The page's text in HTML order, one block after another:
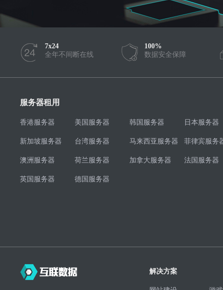
7x24
全年不间断在线
100%
数据安全保障
服务器租用
香港服务器 美国服务器 韩国服务器 日本服务器
新加坡服务器 台湾服务器 马来西亚服务器 菲律宾服务
澳洲服务器 荷兰服务器 加拿大服务器 法国服务器
英国服务器 德国服务器
解决方案